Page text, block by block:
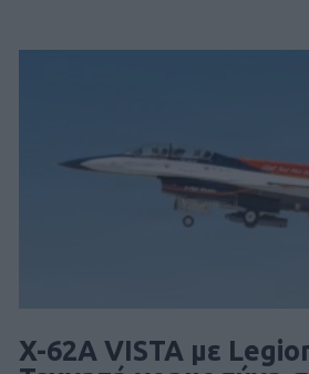
X-62A VISTA με